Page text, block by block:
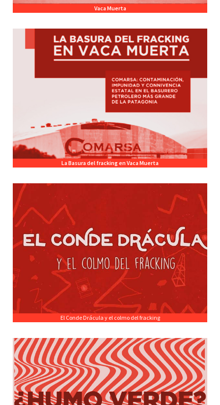
Vaca Muerta
La Basura del fracking en Vaca Muerta
El Conde Drácula y el colmo del fracking